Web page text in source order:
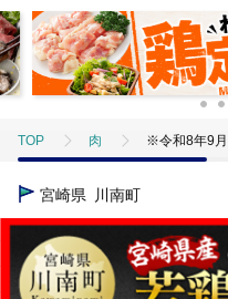
TOP 肉 ※令和8年9月
TOP
TOP 肉 鶏肉
宮崎県 川南町